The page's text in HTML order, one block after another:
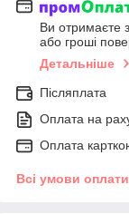
Ви отримаєте
або гроші
Детальніше
Післяплата
Оплата на
Оплата
Всі умови оплати